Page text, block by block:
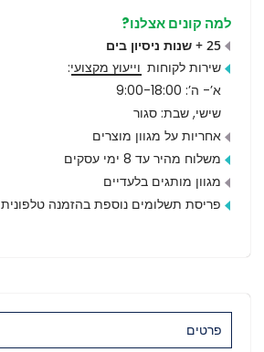
למה קונים אצלנו?
25 + שנות ניסיון בים
שירות לקוחות וייעוץ מקצועי:
א’- ה’: 9:00-18:00
שישי, שבת: סגור
אחריות על מגוון מוצרים
משלוח מהיר עד 8 ימי עסקים
מגוון מותגים בלעדיים
פריסת תשלומים נוספת בהזמנה טלפונית
פרטים